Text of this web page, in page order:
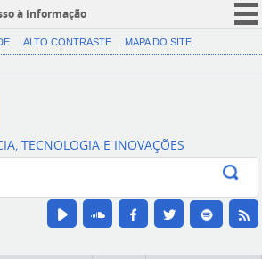
à informação
CORONAVÍRUS (COVID-19)
Canais
ALTO CONTRASTE MAPA DO SITE
TECNOLOGIA E INOVAÇÕES